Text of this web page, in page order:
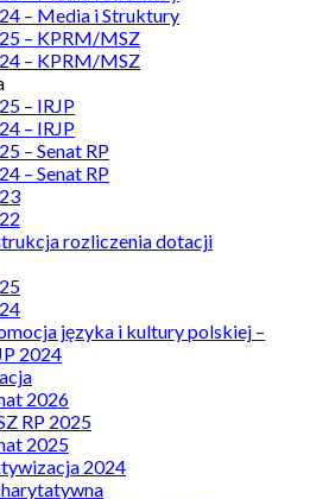
– Media i Struktury
– KPRM/MSZ
– KPRM/MSZ
– IRJP
– IRJP
– Senat RP
– Senat RP
rozliczenia dotacji
języka i kultury polskiej –
2024
2026
RP 2025
2025
2024